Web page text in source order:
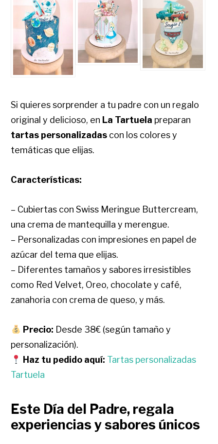
Si quieres sorprender a tu padre con un regalo
original y delicioso, en La Tartuela preparan
tartas personalizadas con los colores y
temáticas que elijas.
Características:
– Cubiertas con Swiss Meringue Buttercream,
una crema de mantequilla y merengue.
– Personalizadas con impresiones en papel de
azúcar del tema que elijas.
– Diferentes tamaños y sabores irresistibles
como Red Velvet, Oreo, chocolate y café,
zanahoria con crema de queso, y más.
Precio: Desde 38€ (según tamaño y
personalización).
Haz tu pedido aquí: Tartas personalizadas
Tartuela
Este Día del Padre, regala
experiencias y sabores únicos